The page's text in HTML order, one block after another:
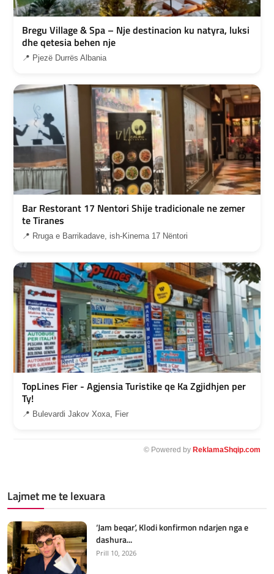
Bregu Village & Spa – Nje destinacion ku natyra, luksi
dhe qetesia behen nje
📍 Pjezë Durrës Albania
Bar Restorant 17 Nentori Shije tradicionale ne zemer
te Tiranes
📍 Rruga e Barrikadave, ish-Kinema 17 Nëntori
TopLines Fier - Agjensia Turistike qe Ka Zgjidhjen per
Ty!
📍 Bulevardi Jakov Xoxa, Fier
© Powered by ReklamaShqip.com
Lajmet me te lexuara
‘Jam beqar’, Klodi konfirmon ndarjen nga e
dashura...
Prill 10, 2026